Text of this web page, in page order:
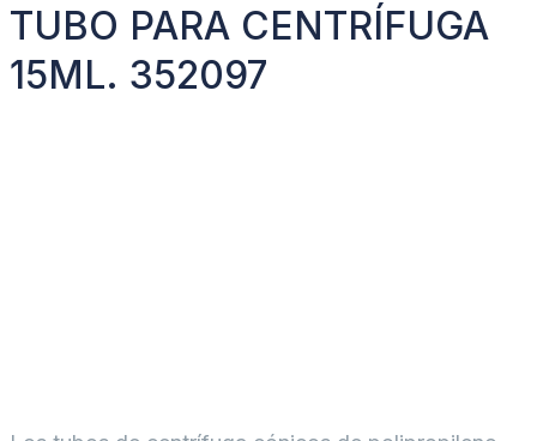
TUBO PARA CENTRÍFUGA
15ML. 352097